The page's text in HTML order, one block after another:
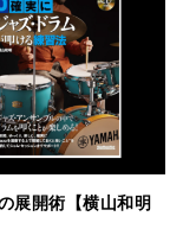
展開術【横山和明